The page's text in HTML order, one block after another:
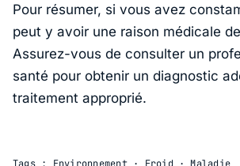
Pour résumer, si vous avez
peut y avoir une raison médicale
Assurez-vous de consulter un
santé pour obtenir un diagnostic
traitement approprié.
Tags : Environnement· Froid·Maladie